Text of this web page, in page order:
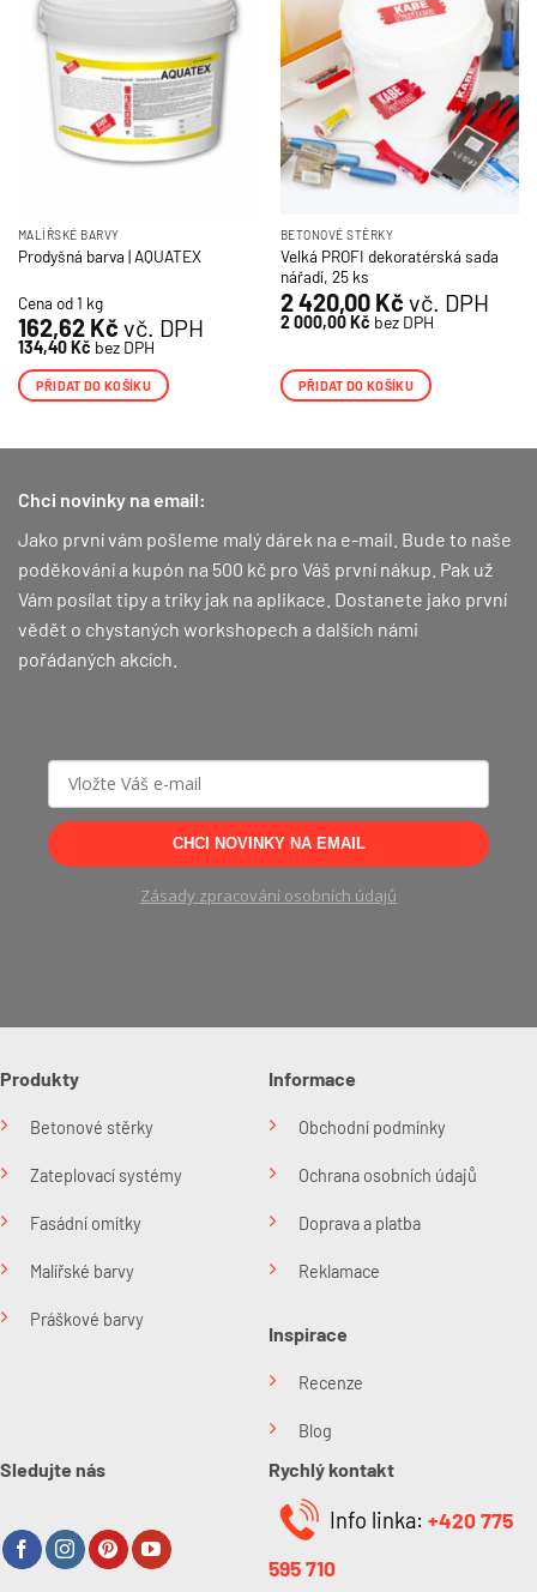
MALÍŘSKÉ BARVY
Prodyšná barva | AQUATEX
Cena od 1 kg
162,62 Kč vč. DPH
134,40Kč bez DPH
PŘIDAT DO KOŠÍKU
BETONOVÉ STĚRKY
Velká PROFI dekoratérská sada
nářadí, 25 ks
2 420,00 Kč vč. DPH
2 000,00Kč bez DPH
PŘIDAT DO KOŠÍKU
Chci novinky na email:
Jako první vám pošleme malý dárek na e-mail. Bude to naše
poděkování a kupón na 500 kč pro Váš první nákup. Pak už
Vám posílat tipy a triky jak na aplikace. Dostanete jako první
vědět o chystaných workshopech a dalších námi
pořádaných akcích.
CHCI NOVINKY NA EMAIL
Zásady zpracování osobních údajů
Produkty
Betonové stěrky
Zateplovací systémy
Fasádní omítky
Malířské barvy
Práškové barvy
Informace
Obchodní podmínky
Ochrana osobních údajů
Doprava a platba
Reklamace
Inspirace
Recenze
Blog
Sledujte nás Rychlý kontakt
Info linka: +420 775
595 710